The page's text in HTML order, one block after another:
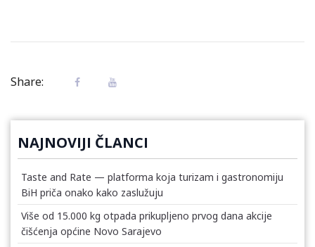
Share:
NAJNOVIJI ČLANCI
Taste and Rate — platforma koja turizam i gastronomiju
BiH priča onako kako zaslužuju
Više od 15.000 kg otpada prikupljeno prvog dana akcije
čišćenja općine Novo Sarajevo